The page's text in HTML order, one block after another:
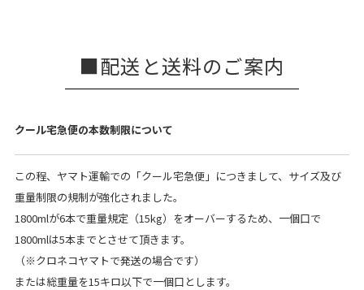
配送と送料のご案内
クール宅急便の本数制限について
この程、ヤマト運輸での「クール宅急便」につきまして、サイズ及び
重量制限の規制が強化されました。
1800mlが6本で重量規定（15kg）をオーバーするため、一個口で
1800mlは5本までとさせて頂きます。
（※クロネコヤマトで発送の場合です）
または総重量を15キロ以下で一個口とします。